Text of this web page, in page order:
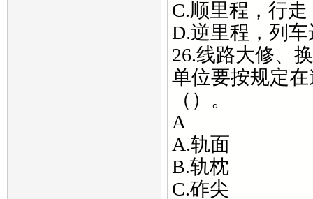
C.顺里程，行走
D.逆里程，列
26.线路大修、
单位要按规定
（）。
A
A.轨面
B.轨枕
C.砟尖